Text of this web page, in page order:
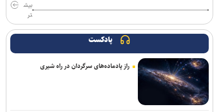
بیش
تر
پادکست
راز پادماده‌های سرگردان در راه شیری